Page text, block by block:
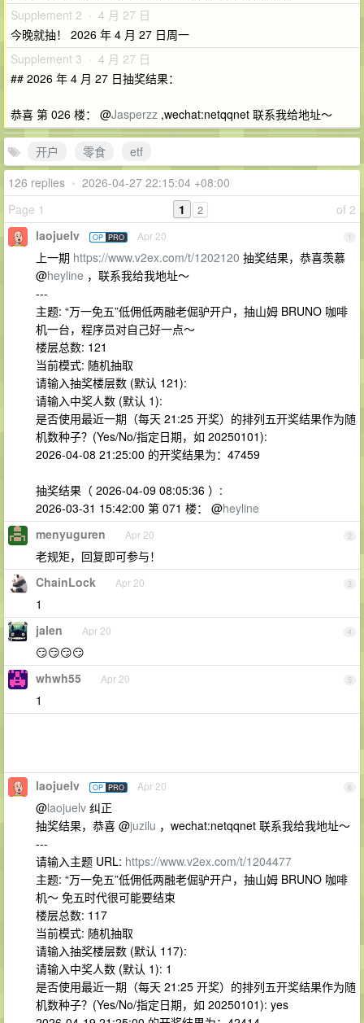
Supplement 2 · 4 月 27 日
今晚就抽！ 2026 年 4 月 27 日周一
Supplement 3 · 4 月 27 日
## 2026 年 4 月 27 日抽奖结果：
恭喜 第 026 楼： @Jasperzz ,wechat:netqqnet 联系我给地址～
开户 零食
etf
126 replies • 2026-04-27 22:15:04 +08:00
Page 1
of 2
1 2
1
laojuelv OP PRO Apr 20
上一期 https://www.v2ex.com/t/1202120 抽奖结果，恭喜羡慕
@heyline ，联系我给我地址～
---
主题: “万一免五”低佣低两融老倔驴开户，抽山姆 BRUNO 咖啡
机一台，程序员对自己好一点～
楼层总数: 121
当前模式: 随机抽取
请输入抽奖楼层数 (默认 121):
请输入中奖人数 (默认 1):
是否使用最近一期（每天 21:25 开奖）的排列五开奖结果作为随
机数种子？(Yes/No/指定日期，如 20250101):
2026-04-08 21:25:00 的开奖结果为：47459
抽奖结果（ 2026-04-09 08:05:36 ）:
2026-03-31 15:42:00 第 071 楼： @heyline
2
menyuguren Apr 20
老规矩，回复即可参与！
3
ChainLock Apr 20
1
4
jalen Apr 20
😏😏😏😏
5
whwh55 Apr 20
1
6
laojuelv OP PRO Apr 20
@laojuelv 纠正
抽奖结果，恭喜 @juzilu ，wechat:netqqnet 联系我给我地址～
---
请输入主题 URL: https://www.v2ex.com/t/1204477
主题: “万一免五”低佣低两融老倔驴开户，抽山姆 BRUNO 咖啡
机～ 免五时代很可能要结束
楼层总数: 117
当前模式: 随机抽取
请输入抽奖楼层数 (默认 117):
请输入中奖人数 (默认 1): 1
是否使用最近一期（每天 21:25 开奖）的排列五开奖结果作为随
机数种子？(Yes/No/指定日期，如 20250101): yes